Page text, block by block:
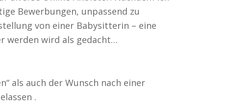
Bewerbungen, unpassend zu
von einer Babysitterin – eine
werden wird als gedacht…
als auch der Wunsch nach einer
.